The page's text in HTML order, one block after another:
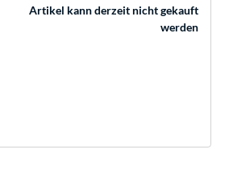
Artikel kann derzeit nicht gekauft
werden